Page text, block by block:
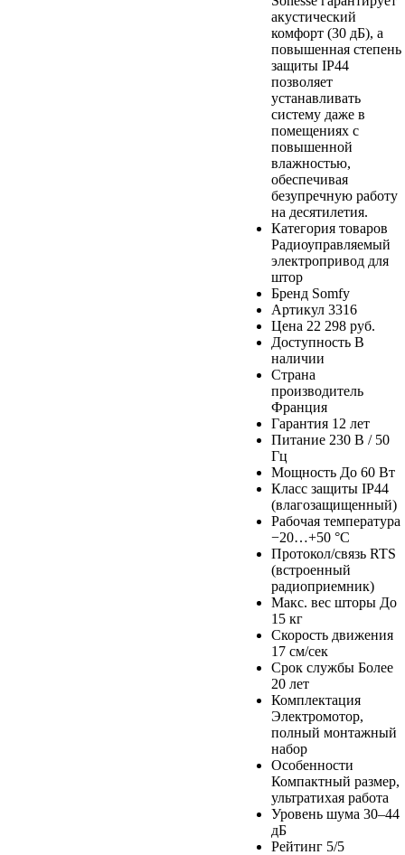
акустический
комфорт (30 дБ), а
повышенная степень
защиты IP44
позволяет
устанавливать
систему даже в
помещениях с
повышенной
влажностью,
обеспечивая
безупречную работу
на десятилетия.
Категория товаров
Радиоуправляемый
электропривод для
штор
Бренд Somfy
Артикул 3316
Цена 22 298 руб.
Доступность В
наличии
Страна
производитель
Франция
Гарантия 12 лет
Питание 230 В / 50
Гц
Мощность До 60 Вт
Класс защиты IP44
(влагозащищенный)
Рабочая температура
−20…+50 °C
Протокол/связь RTS
(встроенный
радиоприемник)
Макс. вес шторы До
15 кг
Скорость движения
17 см/сек
Срок службы Более
20 лет
Комплектация
Электромотор,
полный монтажный
набор
Особенности
Компактный размер,
ультратихая работа
Уровень шума 30–44
дБ
Рейтинг 5/5